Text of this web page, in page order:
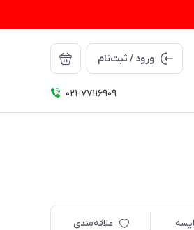
ورود / ثبت‌نام
021-77116909
علاقه‌مندی